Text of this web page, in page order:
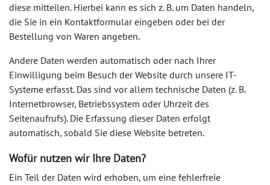
diese mitteilen. Hierbei kann es sich z. B. um Daten handeln,
die Sie in ein Kontaktformular eingeben oder bei der
Bestellung von Waren angeben.
Andere Daten werden automatisch oder nach Ihrer
Einwilligung beim Besuch der Website durch unsere IT-
Systeme erfasst. Das sind vor allem technische Daten (z. B.
Internetbrowser, Betriebssystem oder Uhrzeit des
Seitenaufrufs). Die Erfassung dieser Daten erfolgt
automatisch, sobald Sie diese Website betreten.
Wofür nutzen wir Ihre Daten?
Ein Teil der Daten wird erhoben, um eine fehlerfreie